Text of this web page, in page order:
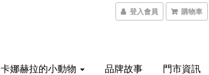
登入會員 購物車
卡娜赫拉的小動物 品牌故事 門市資訊